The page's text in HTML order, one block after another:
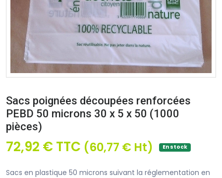
Sacs poignées découpées renforcées
PEBD 50 microns 30 x 5 x 50 (1000
pièces)
72,92 € TTC (60,77 € Ht) En stock
Sacs en plastique 50 microns suivant la réglementation en